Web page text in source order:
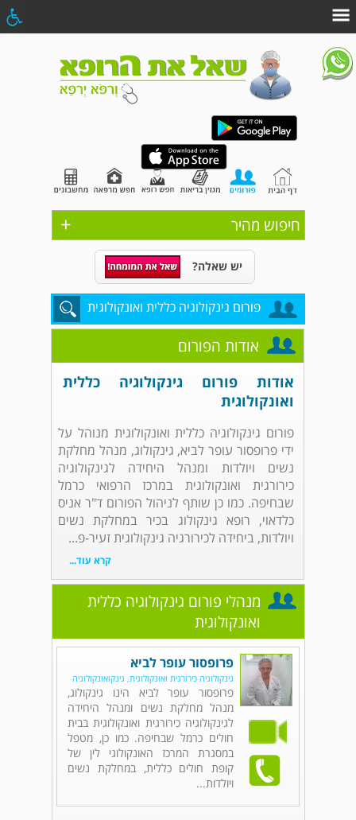
+ חיפוש מהיר
יש שאלה?
פורום גינקולוגיה כללית ואונקולוגית
אודות הפורום
אודות פורום גינקולוגיה כללית
ואונקולוגית
פורום גינקולוגיה כללית ואונקולוגית מנוהל על
ידי פרופסור עופר לביא, גינקולוג, מנהל מחלקת
נשים ויולדות ומנהל היחידה לגינקולוגיה
כירורגית ואונקולוגית במרכז הרפואי כרמל
שבחיפה. כמו כן שותף לניהול הפורום ד"ר אניס
כלדאוי, רופא גינקולוג בכיר במחלקת נשים
ויולדות, ביחידה לכירורגיה גינקולוגית זעיר-פ...
קרא עוד...
מנהלי פורום גינקולוגיה כללית
ואונקולוגית
פרופסור עופר לביא
גינקולוגיה כירורגית ואונקולוגית, גינקואונקולוגיה
פרופסור עופר לביא הינו גינקולוג,
מנהל מחלקת נשים ומנהל היחידה
לגינקולוגיה כירורגית ואונקולוגית בבית
חולים כרמל שבחיפה. כמו כן, מטפל
במסגרת המרכז האונקולוגי לין של
קופת חולים כללית, במחלקת נשים
ויולדות...